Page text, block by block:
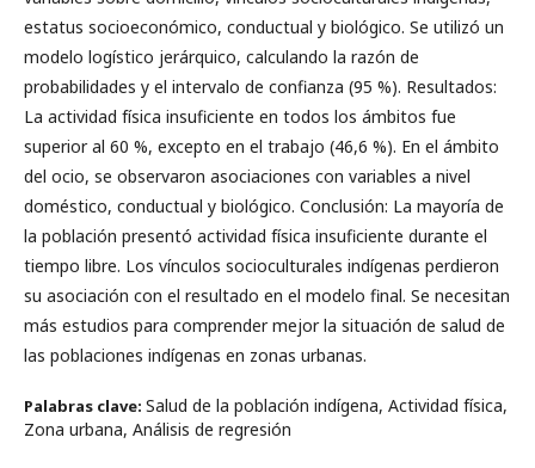
estatus socioeconómico, conductual y biológico. Se utilizó un
modelo logístico jerárquico, calculando la razón de
probabilidades y el intervalo de confianza (95 %). Resultados:
La actividad física insuficiente en todos los ámbitos fue
superior al 60 %, excepto en el trabajo (46,6 %). En el ámbito
del ocio, se observaron asociaciones con variables a nivel
doméstico, conductual y biológico. Conclusión: La mayoría de
la población presentó actividad física insuficiente durante el
tiempo libre. Los vínculos socioculturales indígenas perdieron
su asociación con el resultado en el modelo final. Se necesitan
más estudios para comprender mejor la situación de salud de
las poblaciones indígenas en zonas urbanas.
Palabras clave: Salud de la población indígena, Actividad física,
Zona urbana, Análisis de regresión